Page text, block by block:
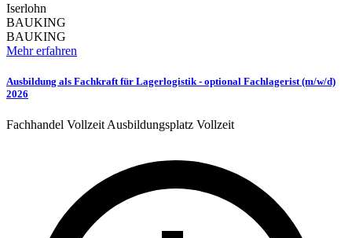
Iserlohn
BAUKING
BAUKING
Mehr erfahren
Ausbildung als Fachkraft für Lagerlogistik - optional Fachlagerist (m/w/d)
2026
Fachhandel Vollzeit Ausbildungsplatz Vollzeit